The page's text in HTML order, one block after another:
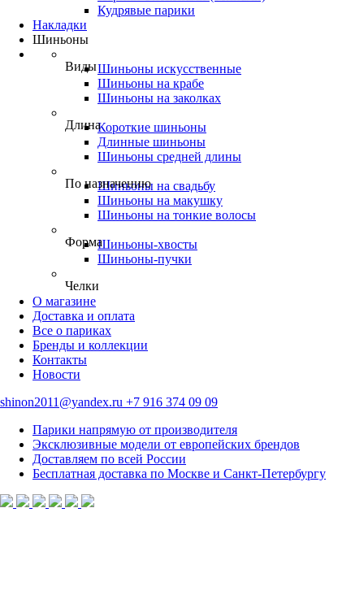
Кудрявые парики
Накладки
Шиньоны
ВидыШиньоны искусственные
Шиньоны на крабе
Шиньоны на заколках
ДлинаКороткие шиньоны
Длинные шиньоны
Шиньоны средней длины
По назначению
Шиньоны на свадьбу
Шиньоны на макушку
Шиньоны на тонкие волосы
ФормаШиньоны-хвосты
Шиньоны-пучки
Челки
О магазине
Доставка и оплата
Все о париках
Бренды и коллекции
Контакты
Новости
shinon2011@yandex.ru +7 916 374 09 09
Парики напрямую от производителя
Эксклюзивные модели от европейских брендов
Доставляем по всей России
Бесплатная доставка по Москве и Санкт-Петербургу